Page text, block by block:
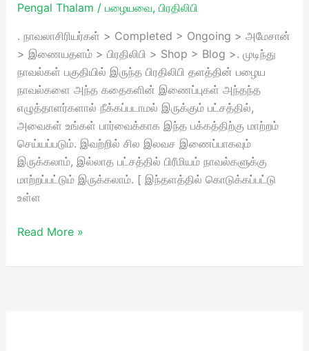
Pengal Thalam / பழையவை, பிரதிலிபி
. நாவலாசிரியர்கள் > Completed > Ongoing > அமேசான்
> இணையதளம் > பிரதிலிபி > Shop > Blog >. முடிந்து
நாவல்கள் பகுதியில் இருந்த பிரதிலிபி தளத்தின் பழைய
நாவல்களை அந்த கதைகளின் இணைப்புகள் அந்தந்த
எழுத்தாளர்களால் நீக்கப்படாமல் இருக்கும் பட்சத்தில்,
அவைகள் உங்கள் பார்வைக்காக இந்த பக்கத்திற்கு மாற்றம்
செய்யப்படும். இவற்றில் சில இலவச இணைப்பாகவும்
இருக்கலாம், இல்லாத பட்சத்தில் பிரீமியம் நாவல்களுக்கு
மாற்றப்பட்டும் இருக்கலாம். [ இந்தளத்தில் கொடுக்கப்பட்டு
உள்ள
/
Thalam
Read More »